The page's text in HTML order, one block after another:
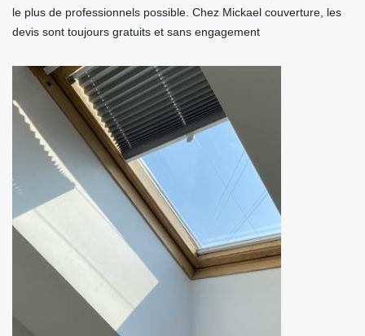
le plus de professionnels possible. Chez Mickael couverture, les
devis sont toujours gratuits et sans engagement